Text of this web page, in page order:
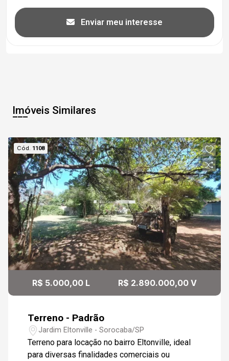
Enviar meu interesse
Imóveis Similares
Cód. 1108
R$ 5.000,00 L R$ 2.890.000,00 V
Terreno - Padrão
Jardim Eltonville - Sorocaba/SP
Terreno para locação no bairro Eltonville, ideal
para diversas finalidades comerciais ou